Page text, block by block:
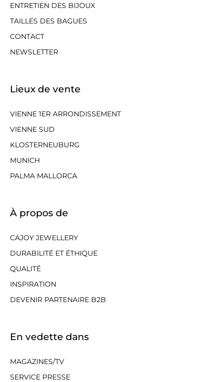
ENTRETIEN DES BIJOUX
TAILLES DES BAGUES
CONTACT
NEWSLETTER
Lieux de vente
VIENNE 1ER ARRONDISSEMENT
VIENNE SUD
KLOSTERNEUBURG
MUNICH
PALMA MALLORCA
À propos de
CAJOY JEWELLERY
DURABILITÉ ET ÉTHIQUE
QUALITÉ
INSPIRATION
DEVENIR PARTENAIRE B2B
En vedette dans
MAGAZINES/TV
SERVICE PRESSE